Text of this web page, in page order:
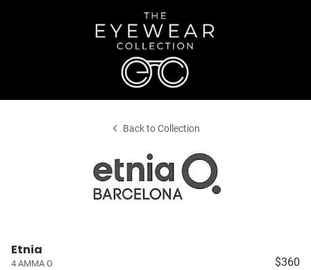
Back to Collection
Etnia
4 AMMA O $360